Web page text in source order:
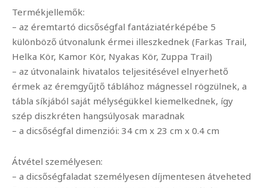
was:
11.400Ft.9.990Ft.
Termékjellemők:
– az éremtartó dicsőségfal fantáziatérképébe 5
különböző útvonalunk érmei illeszkednek (Farkas Trail,
Helka Kör, Kamor Kör, Nyakas Kör, Zuppa Trail)
– az útvonalaink hivatalos teljesitésével elnyerhető
érmek az éremgyűjtő táblához mágnessel rögzülnek, a
tábla síkjából saját mélységükkel kiemelkednek, így
szép diszkréten hangsúlyosak maradnak
– a dicsőségfal dimenziói: 34 cm x 23 cm x 0.4 cm
Átvétel személyesen:
– a dicsőségfaladat személyesen díjmentesen átveheted